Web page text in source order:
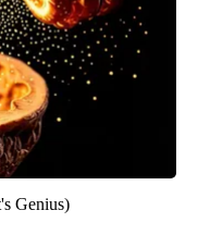
Genius)